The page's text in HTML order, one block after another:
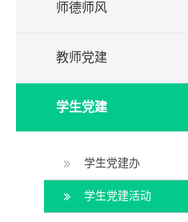
师德师风
教师党建
学生党建
学生党建办
学生党建活动